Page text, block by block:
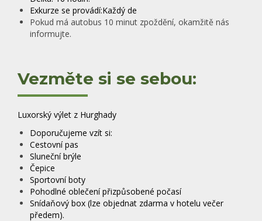
Exkurze se provádí:Každý de
Pokud má autobus 10 minut zpoždění, okamžitě nás
informujte.
Vezměte si se sebou:
Luxorský výlet z Hurghady
Doporučujeme vzít si:
Cestovní pas
Sluneční brýle
Čepice
Sportovní boty
Pohodlné oblečení přizpůsobené počasí
Snídaňový box (lze objednat zdarma v hotelu večer
předem).